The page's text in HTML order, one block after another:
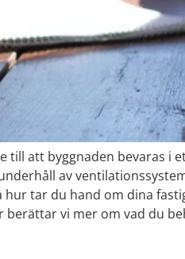
till att byggnaden bevaras i
av
tar du hand om dina
berättar vi mer om vad du